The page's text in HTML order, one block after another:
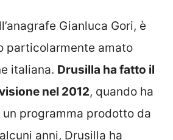
Gianluca Gori, è
particolarmente amato
italiana. Drusilla ha fatto il
nel 2012, quando ha
programma prodotto da
anni, Drusilla ha